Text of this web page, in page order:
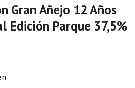
Gran Añejo 12 Años
Edición Parque 37,5%